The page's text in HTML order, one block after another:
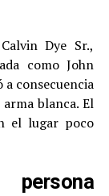
Dye Sr.,
como John
a consecuencia
blanca. El
el lugar poco